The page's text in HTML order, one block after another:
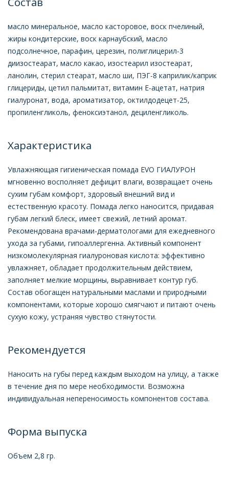
масло минеральное, масло касторовое, воск пчелиный,
жиры кондитерские, воск карнаубский, масло
подсолнечное, парафин, церезин, полиглицерил-3
диизостеарат, масло какао, изостеарил изостеарат,
ланолин, стерил стеарат, масло ши, ПЭГ-8 каприлик/каприк
глицериды, цетил пальмитат, витамин Е-ацетат, натрия
гиалуронат, вода, ароматизатор, октилдодецет-25,
пропиленгликоль, феноксиэтанол, дециленгликоль.
Характеристика
Увлажняющая гигиеническая помада EVO ГИАЛУРОН
мгновенно восполняет дефицит влаги, возвращает очень
сухим губам комфорт, здоровый внешний вид и
естественную красоту. Помада легко наносится, придавая
губам легкий блеск, имеет свежий, летний аромат.
Рекомендована врачами-дерматологами для ежедневного
ухода за губами, гипоаллергенна. Активный компонент
низкомолекулярная гиалуроновая кислота: эффективно
увлажняет, обладает продолжительным действием,
заполняет мелкие морщины, выравнивает контур губ.
Состав обогащен натуральными маслами и природными
компонентами, которые хорошо смягчают и питают очень
сухую кожу, устраняя чувство стянутости.
Рекомендуется
Наносить на губы перед каждым выходом на улицу, а также
в течение дня по мере необходимости. Возможна
индивидуальная непереносимость компонентов состава.
Форма выпуска
Объем 2,8 гр.